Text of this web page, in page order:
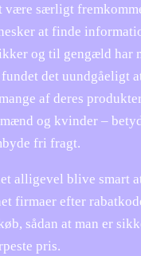
være særligt
at finde
og til gengæld har
det uundgåeligt
af deres
og kvinder –
fri fragt.
alligevel blive smart
firmaer efter
sådan at man er
pris.